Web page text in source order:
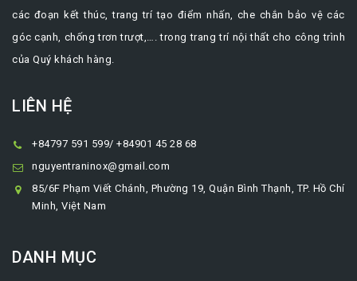
các đoạn kết thúc, trang trí tạo điểm nhấn, che chắn bảo vệ các
góc cạnh, chống trơn trượt,…. trong trang trí nội thất cho công trình
của Quý khách hàng.
LIÊN HỆ
+84797 591 599/ +84901 45 28 68
nguyentraninox@gmail.com
85/6F Phạm Viết Chánh, Phường 19, Quận Bình Thạnh, TP. Hồ Chí
Minh, Việt Nam
DANH MỤC